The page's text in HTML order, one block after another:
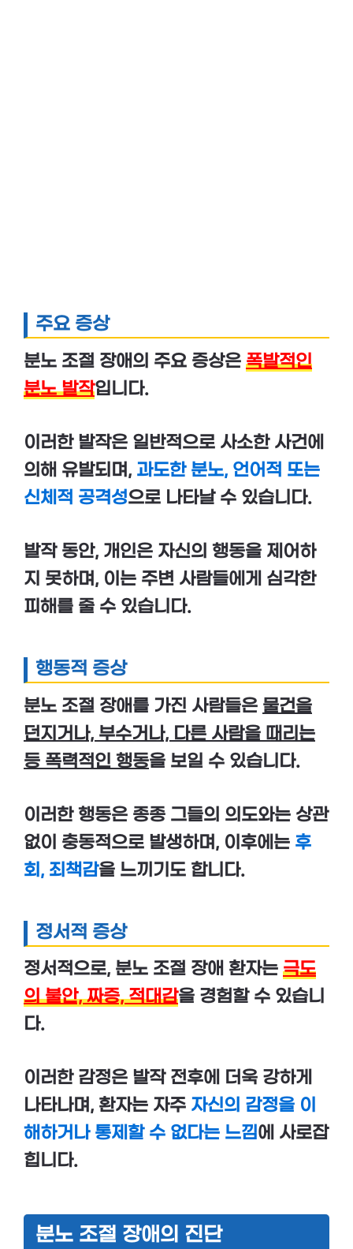
주요 증상
분노 조절 장애의 주요 증상은 폭발적인
분노 발작입니다.
이러한 발작은 일반적으로 사소한 사건에
의해 유발되며, 과도한 분노, 언어적 또는
신체적 공격성으로 나타날 수 있습니다.
발작 동안, 개인은 자신의 행동을 제어하
지 못하며, 이는 주변 사람들에게 심각한
피해를 줄 수 있습니다.
행동적 증상
분노 조절 장애를 가진 사람들은 물건을
던지거나, 부수거나, 다른 사람을 때리는
등 폭력적인 행동을 보일 수 있습니다.
이러한 행동은 종종 그들의 의도와는 상관
없이 충동적으로 발생하며, 이후에는 후
회, 죄책감을 느끼기도 합니다.
정서적 증상
정서적으로, 분노 조절 장애 환자는 극도
의 불안, 짜증, 적대감을 경험할 수 있습니
다.
이러한 감정은 발작 전후에 더욱 강하게
나타나며, 환자는 자주 자신의 감정을 이
해하거나 통제할 수 없다는 느낌에 사로잡
힙니다.
분노 조절 장애의 진단